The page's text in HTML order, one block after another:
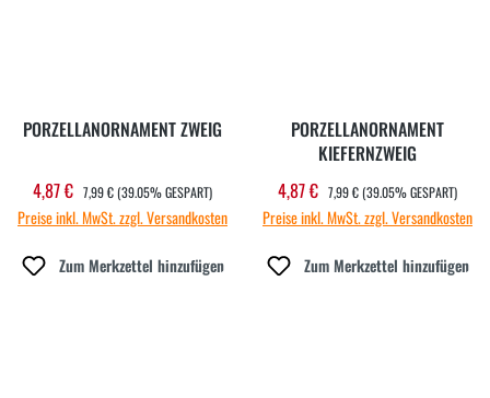
PORZELLANORNAMENT ZWEIG
Verkaufspreis:
4,87 € REGULÄRER PREIS:
7,99 €(39.05% GESPART)
Preise inkl. MwSt. zzgl. Versandkosten
Zum Merkzettel hinzufügen
PORZELLANORNAMENT
KIEFERNZWEIG
Verkaufspreis:
4,87 € REGULÄRER PREIS:
7,99 €(39.05% GESPART)
Preise inkl. MwSt. zzgl. Versandkosten
Zum Merkzettel hinzufügen